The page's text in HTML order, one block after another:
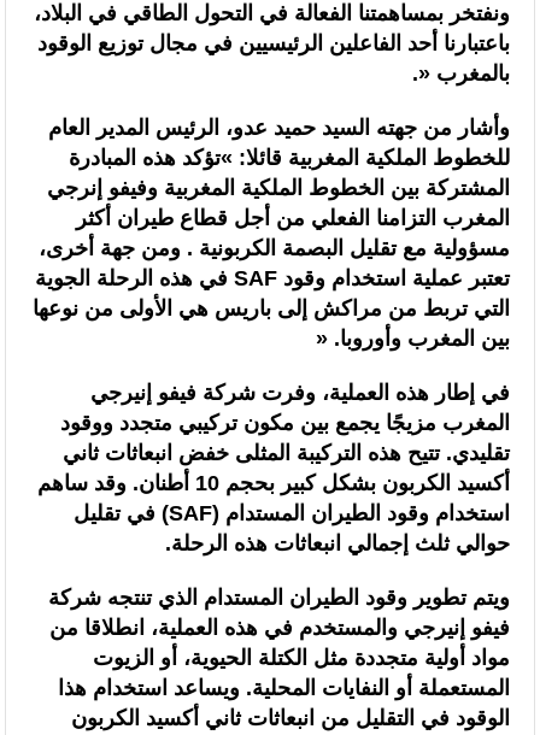
ونفتخر بمساهمتنا الفعالة في التحول الطاقي في البلاد،
باعتبارنا أحد الفاعلين الرئيسيين في مجال توزيع الوقود
بالمغرب «.
وأشار من جهته السيد حميد عدو، الرئيس المدير العام
للخطوط الملكية المغربية قائلا: »تؤكد هذه المبادرة
المشتركة بين الخطوط الملكية المغربية وفيفو إنرجي
المغرب التزامنا الفعلي من أجل قطاع طيران أكثر
مسؤولية مع تقليل البصمة الكربونية . ومن جهة أخرى،
تعتبر عملية استخدام وقود SAF في هذه الرحلة الجوية
التي تربط من مراكش إلى باريس هي الأولى من نوعها
بين المغرب وأوروبا. «
في إطار هذه العملية، وفرت شركة فيفو إنيرجي
المغرب مزيجًا يجمع بين مكون تركيبي متجدد ووقود
تقليدي. تتيح هذه التركيبة المثلى خفض انبعاثات ثاني
أكسيد الكربون بشكل كبير بحجم 10 أطنان. وقد ساهم
استخدام وقود الطيران المستدام (SAF) في تقليل
حوالي ثلث إجمالي انبعاثات هذه الرحلة.
ويتم تطوير وقود الطيران المستدام الذي تنتجه شركة
فيفو إنيرجي والمستخدم في هذه العملية، انطلاقا من
مواد أولية متجددة مثل الكتلة الحيوية، أو الزيوت
المستعملة أو النفايات المحلية. ويساعد استخدام هذا
الوقود في التقليل من انبعاثات ثاني أكسيد الكربون